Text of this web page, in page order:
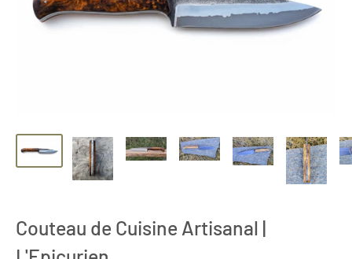
Couteau de Cuisine Artisanal |